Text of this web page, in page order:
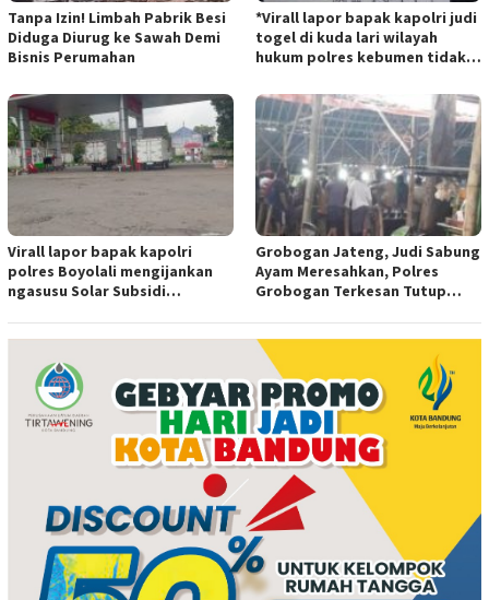
Tanpa Izin! Limbah Pabrik Besi
Diduga Diurug ke Sawah Demi
Bisnis Perumahan
*Virall lapor bapak kapolri judi
togel di kuda lari wilayah
hukum polres kebumen tidak
Virall lapor bapak kapolri
polres Boyolali mengijankan
ngasusu Solar Subsidi
Grobogan Jateng, Judi Sabung
Ayam Meresahkan, Polres
Grobogan Terkesan Tutup